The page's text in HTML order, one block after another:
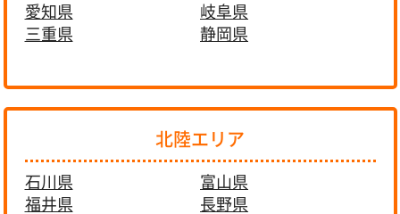
愛知県
岐阜県
三重県
静岡県
北陸エリア
石川県
富山県
福井県
長野県